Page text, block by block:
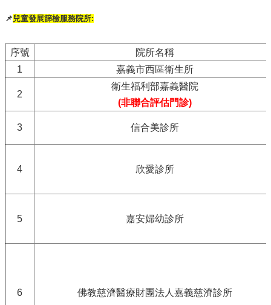
📌兒童發展篩檢服務院所:
序號
院所名稱
1
嘉義市西區衛生所
2
衛生福利部嘉義醫院
(非聯合評估門診)
3 信合美診所
4 欣愛診所
5 嘉安婦幼診所
6 佛教慈濟醫療財團法人嘉義慈濟診所